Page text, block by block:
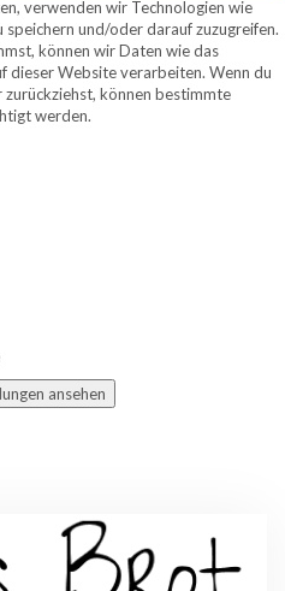
verwenden wir Technologien wie
und/oder darauf zuzugreifen.
können wir Daten wie das
dieser Website verarbeiten. Wenn du
können bestimmte
werden.
ansehen